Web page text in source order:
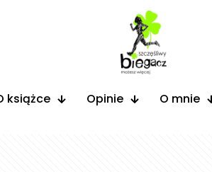
książce Opinie O mnie